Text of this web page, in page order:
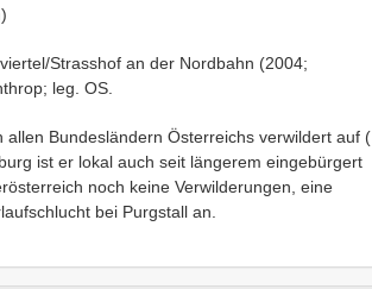
Strasshof an der Nordbahn (2004;
leg. OS.
Bundesländern Österreichs verwildert auf (
ist er lokal auch seit längerem eingebürgert
noch keine Verwilderungen, eine
bei Purgstall an.